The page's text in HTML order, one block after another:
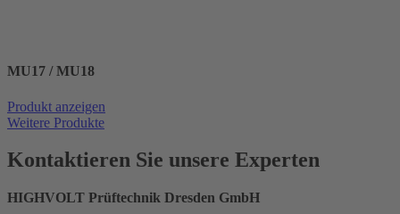
MU17 / MU18
Produkt anzeigen
Weitere Produkte
Kontaktieren Sie unsere Experten
HIGHVOLT Prüftechnik Dresden GmbH